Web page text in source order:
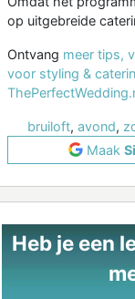
op uitgebreide
Ontvang meer tips,
voor styling &
bruiloft, avond,
Maak
Heb je een